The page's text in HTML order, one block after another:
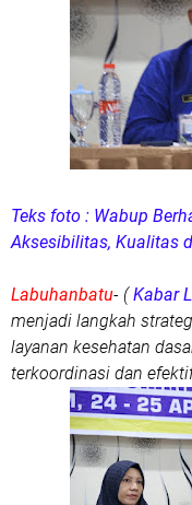
Teks foto : Wabup
Aksesibilitas, Kualitas
Labuhanbatu- (Kabar
menjadi langkah
layanan kesehatan
terkoordinasi dan